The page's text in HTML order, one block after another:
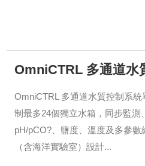
OmniCTRL 多通道水
OmniCTRL 多通道水質控制系
制最多24個獨立水箱，同步監測
pH/pCO?、鹽度、溫度及多參
（含海洋實驗室）設計...